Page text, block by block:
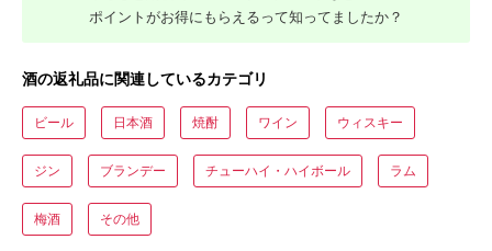
ポイントがお得にもらえるって知ってましたか？
酒の返礼品に関連しているカテゴリ
ビール 日本酒 焼酎 ワイン ウィスキー
ジン ブランデー チューハイ・ハイボール ラム
梅酒 その他